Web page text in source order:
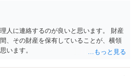
人に連絡するのが良いと思います。 財産
、その財産を保有していることが、横領
います。